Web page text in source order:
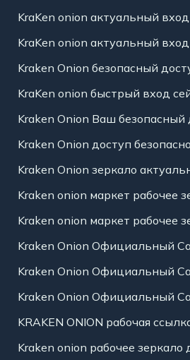
KraKen onion актуальный
KraKen onion актуальный
Kraken Onion безопасный
KraKen onion быстрый вход
Kraken Onion Ваш безопасный
Kraken Onion доступ безопасно
Kraken Onion зеркало
Kraken onion маркет рабочее
Kraken onion маркет рабочее
Kraken Onion Официальный
Kraken Onion Официальный
Kraken Onion Официальный
KRAKEN ONION рабочая
Kraken onion рабочее зеркало